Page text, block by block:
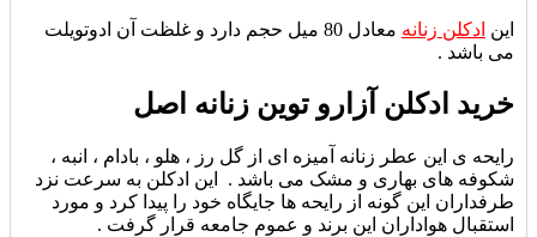
این ادکلن زنانه
معادل 80 میل حجم دارد و غلظت آن ادوتویلت
می باشد .
خرید ادکلن آزارو توین زنانه اصل
رایحه ی این عطر زنانه آمیزه ای از گل رز ، هلو ، بادام ، انبه ،
شکوفه های بهاری و مشک می باشد . این ادکلن به سرعت نزد
طرفداران این گونه از رایحه ها جایگاه خود را پیدا کرد و مورد
استقبال هواداران این برند و عموم جامعه قرار گرفت .